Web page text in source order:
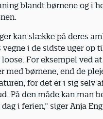
blandt børnene og i
kan slække på deres
vegne i de sidste uger op
For eksempel ved
med børnene, end de
for det er i sig selv
På den måde kan man
i ferien,” siger Anja